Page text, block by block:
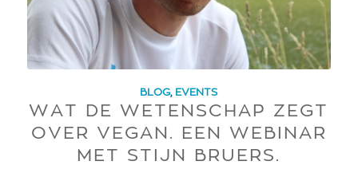
BLOG, EVENTS
WAT DE WETENSCHAP ZEGT
OVER VEGAN. EEN WEBINAR
MET STIJN BRUERS.